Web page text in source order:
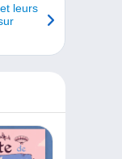
leurs